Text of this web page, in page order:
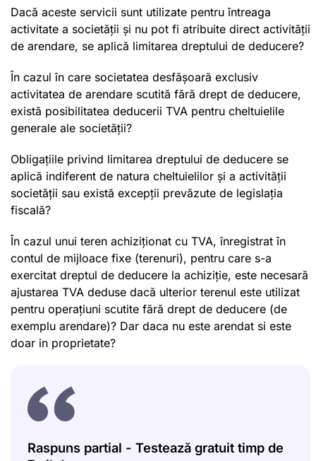
Dacă aceste servicii sunt utilizate pentru întreaga
activitate a societății și nu pot fi atribuite direct activității
de arendare, se aplică limitarea dreptului de deducere?
În cazul în care societatea desfășoară exclusiv
activitatea de arendare scutită fără drept de deducere,
există posibilitatea deducerii TVA pentru cheltuielile
generale ale societății?
Obligațiile privind limitarea dreptului de deducere se
aplică indiferent de natura cheltuielilor și a activității
societății sau există excepții prevăzute de legislația
fiscală?
În cazul unui teren achiziționat cu TVA, înregistrat în
contul de mijloace fixe (terenuri), pentru care s-a
exercitat dreptul de deducere la achiziție, este necesară
ajustarea TVA deduse dacă ulterior terenul este utilizat
pentru operațiuni scutite fără drept de deducere (de
exemplu arendare)? Dar daca nu este arendat si este
doar in proprietate?
Raspuns partial - Testează gratuit timp de